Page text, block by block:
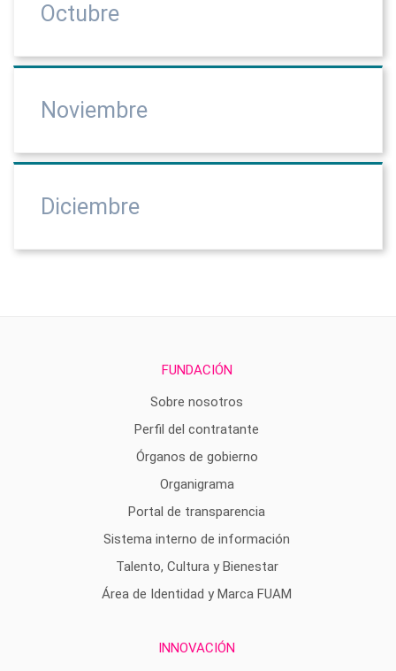
Octubre
Noviembre
Diciembre
FUNDACIÓN
Sobre nosotros
Perfil del contratante
Órganos de gobierno
Organigrama
Portal de transparencia
Sistema interno de información
Talento, Cultura y Bienestar
Área de Identidad y Marca FUAM
INNOVACIÓN